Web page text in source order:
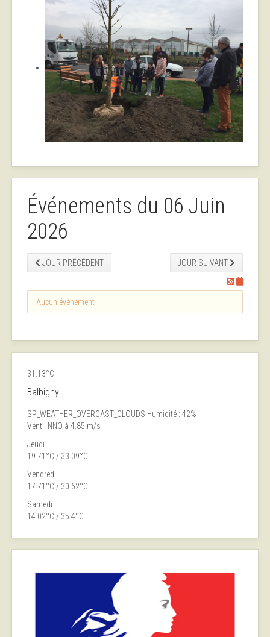
Événements du 06 Juin
2026
JOUR PRÉCÉDENT JOUR SUIVANT
Aucun événement
31.13°C
Balbigny
SP_WEATHER_OVERCAST_CLOUDS Humidité : 42%
Vent : NNO à 4.85 m/s
Jeudi
19.71°C / 33.09°C
Vendredi
17.71°C / 30.62°C
Samedi
14.02°C / 35.4°C